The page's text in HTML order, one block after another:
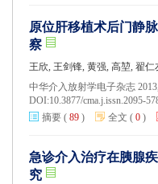
原位肝移植术后门静
察
王欣, 王剑锋, 黄强, 高堃, 翟仁
中华介入放射学电子杂志
DOI:10.3877/cma.j.issn.2095-
摘要 ( 89 ) 全文 ( 0 )
急诊介入治疗在胰腺
究